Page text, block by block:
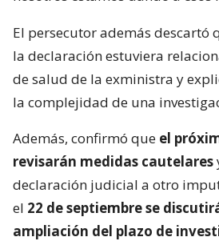
El persecutor además descartó
la declaración estuviera
de salud de la exministra y
la complejidad de una
Además, confirmó que el
revisarán medidas cautelares
declaración judicial a otro
el 22 de septiembre se
ampliación del plazo de